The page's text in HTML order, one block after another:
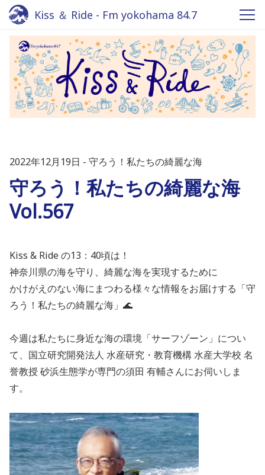
Kiss ＆ Ride - Fm yokohama 84.7
2022年12月19日 守ろう！私たちの綺麗な海
守ろう！私たちの綺麗な海
Vol.567
Kiss & Ride の13：40頃は！
神奈川県の海を守り、綺麗な海を実現するために
かけがえのない海にまつわる様々な情報をお届けする「守
ろう！私たちの綺麗な海」🌊
今週は私たちに身近な海の環境「サーフゾーン」につい
て、国立研究開発法人 水産研究・教育機構 水産大学校 名
誉教授 砂浜生態学が専門の須田 有輔さんにお伺いしま
す。